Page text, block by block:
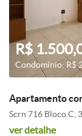
R$
Condomínio: R$
Apartamento
Scrn 716 Bloco C,
ver detalhe